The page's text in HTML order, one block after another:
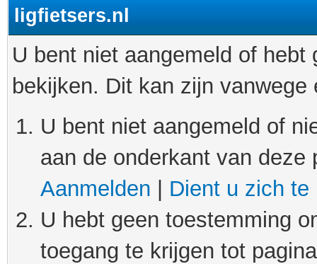
ligfietsers.nl
U bent niet aangemeld of
bekijken. Dit kan zijn
U bent niet aangemeld of
aan de onderkant van
Aanmelden
Dient u zich te
U hebt geen toestemming
toegang te krijgen tot